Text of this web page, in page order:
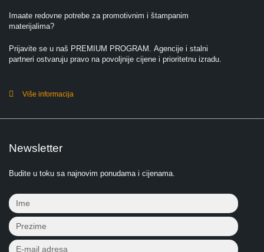
Imaate redovne potrebe za promotivnim i štampanim
materijalima?
Prijavite se u naš PREMIUM PROGRAM. Agencije i stalni
partneri ostvaruju pravo na povoljnije cijene i prioritetnu izradu.
Više informacija
Newsletter
Budite u toku sa najnovim ponudama i cijenama.